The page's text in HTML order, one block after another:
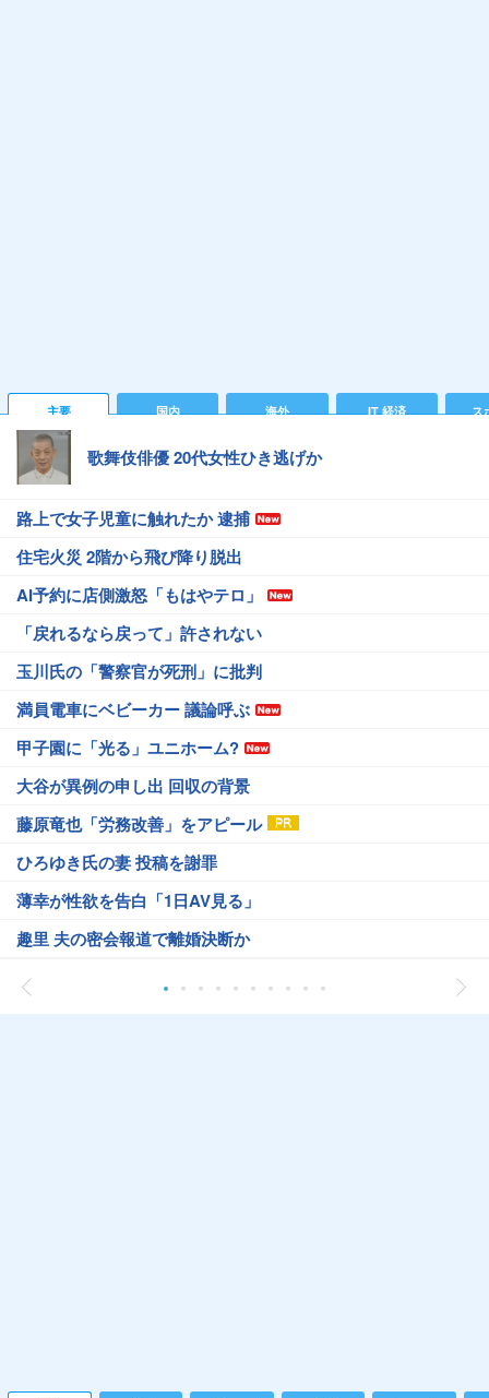
主要 国内 海外 IT 経済 ス
歌舞伎俳優 20代女性ひき逃げか
路上で女子児童に触れたか 逮捕
住宅火災 2階から飛び降り脱出
AI予約に店側激怒「もはやテロ」
「戻れるなら戻って」許されない
玉川氏の「警察官が死刑」に批判
満員電車にベビーカー 議論呼ぶ
甲子園に「光る」ユニホーム?
大谷が異例の申し出 回収の背景
藤原竜也「労務改善」をアピール
ひろゆき氏の妻 投稿を謝罪
薄幸が性欲を告白「1日AV見る」
趣里 夫の密会報道で離婚決断か